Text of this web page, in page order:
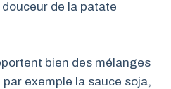
de la patate
bien des mélanges
exemple la sauce soja,